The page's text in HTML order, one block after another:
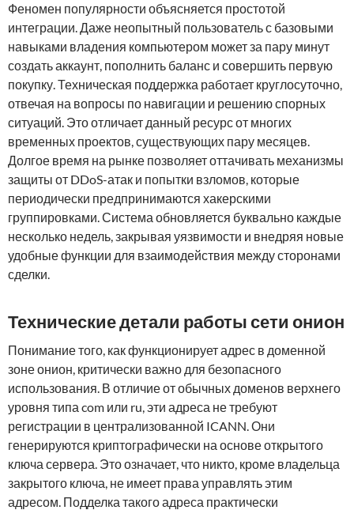
Феномен популярности объясняется простотой
интеграции. Даже неопытный пользователь с базовыми
навыками владения компьютером может за пару минут
создать аккаунт, пополнить баланс и совершить первую
покупку. Техническая поддержка работает круглосуточно,
отвечая на вопросы по навигации и решению спорных
ситуаций. Это отличает данный ресурс от многих
временных проектов, существующих пару месяцев.
Долгое время на рынке позволяет оттачивать механизмы
защиты от DDoS-атак и попытки взломов, которые
периодически предпринимаются хакерскими
группировками. Система обновляется буквально каждые
несколько недель, закрывая уязвимости и внедряя новые
удобные функции для взаимодействия между сторонами
сделки.
Технические детали работы сети онион
Понимание того, как функционирует адрес в доменной
зоне онион, критически важно для безопасного
использования. В отличие от обычных доменов верхнего
уровня типа com или ru, эти адреса не требуют
регистрации в централизованной ICANN. Они
генерируются криптографически на основе открытого
ключа сервера. Это означает, что никто, кроме владельца
закрытого ключа, не имеет права управлять этим
адресом. Подделка такого адреса практически